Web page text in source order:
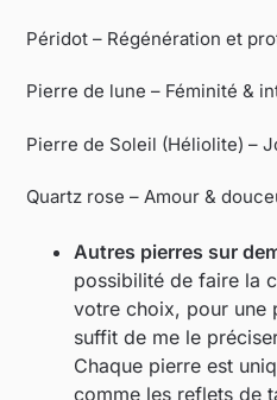
Péridot – Régénération et
Pierre de lune – Féminité &
Pierre de Soleil (Héliolite) –
Quartz rose – Amour &
Autres pierres sur
possibilité de faire la
votre choix, pour une
suffit de me le
Chaque pierre est
comme les reflets de